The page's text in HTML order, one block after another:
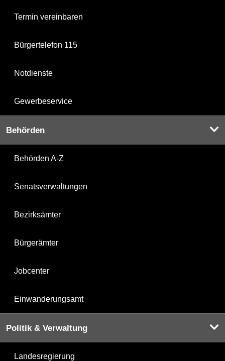
Termin vereinbaren
Bürgertelefon 115
Notdienste
Gewerbeservice
Behörden
Behörden A-Z
Senatsverwaltungen
Bezirksämter
Bürgerämter
Jobcenter
Einwanderungsamt
Politik & Verwaltung
Landesregierung